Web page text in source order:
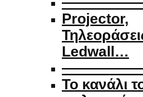
Projector,
Ledwall…
Το κανάλι